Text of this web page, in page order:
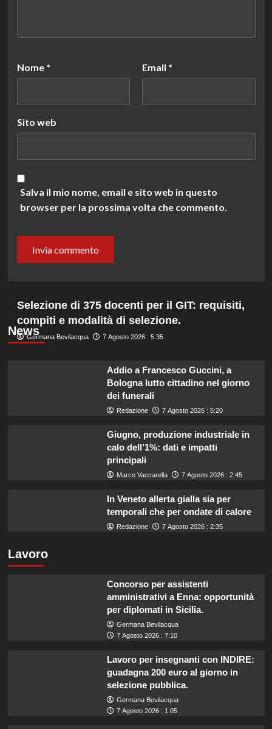
Nome * Email *
Sito web
Salva il mio nome, email e sito web in questo
browser per la prossima volta che commento.
News
Selezione di 375 docenti per il GIT: requisiti,
compiti e modalità di selezione.
Germana Bevilacqua 7 Agosto 2026 : 5:35
Addio a Francesco Guccini, a
Bologna lutto cittadino nel giorno
dei funerali
Redazione 7 Agosto 2026 : 5:20
Giugno, produzione industriale in
calo dell’1%: dati e impatti
principali
Marco Vaccarella 7 Agosto 2026 : 2:45
In Veneto allerta gialla sia per
temporali che per ondate di calore
Redazione 7 Agosto 2026 : 2:35
Lavoro
Concorso per assistenti
amministrativi a Enna: opportunità
per diplomati in Sicilia.
Germana Bevilacqua
7 Agosto 2026 : 7:10
Lavoro per insegnanti con INDIRE:
guadagna 200 euro al giorno in
selezione pubblica.
Germana Bevilacqua
7 Agosto 2026 : 1:05